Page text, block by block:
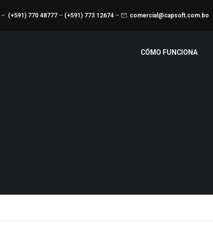
– (+591) 770 48777 – (+591) 773 12674 – comercial@capsoft.com.bo
CÓMO FUNCIONA